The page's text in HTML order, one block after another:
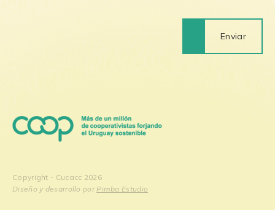
Enviar
Copyright - Cucacc 2026
Diseño y desarrollo por Pimba Estudio